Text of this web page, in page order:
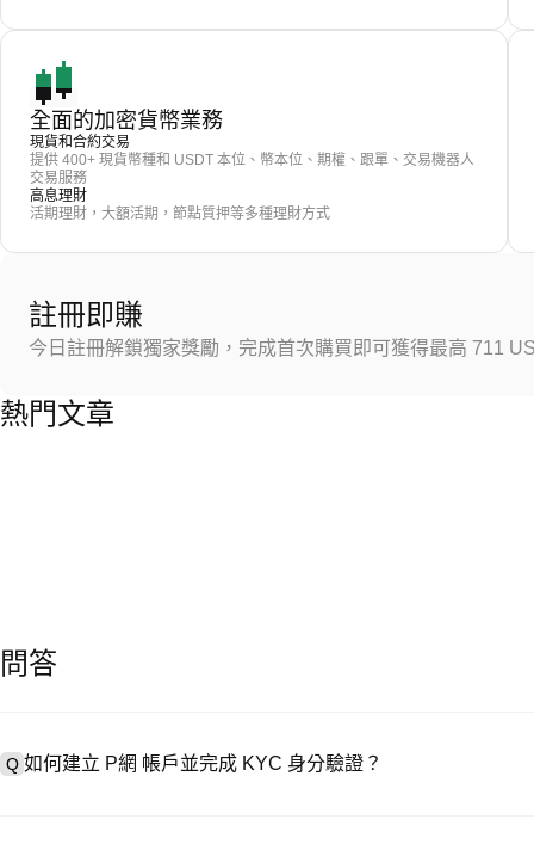
全面的加密貨幣業務
現貨和合約交易
提供 400+ 現貨幣種和 USDT 本位、幣本位、期權、跟單、交易機器人
交易服務
高息理財
活期理財，大額活期，節點質押等多種理財方式
註冊即賺
今日註冊解鎖獨家獎勵，完成首次購買即可獲得最高 711
熱門文章
問答
Q 如何建立 P網 帳戶並完成 KYC 身分驗證？